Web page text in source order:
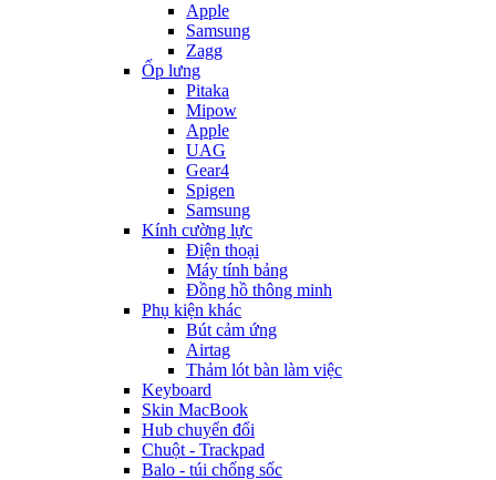
Apple
Samsung
Zagg
Ốp lưng
Pitaka
Mipow
Apple
UAG
Gear4
Spigen
Samsung
Kính cường lực
Điện thoại
Máy tính bảng
Đồng hồ thông minh
Phụ kiện khác
Bút cảm ứng
Airtag
Thảm lót bàn làm việc
Keyboard
Skin MacBook
Hub chuyển đổi
Chuột - Trackpad
Balo - túi chống sốc